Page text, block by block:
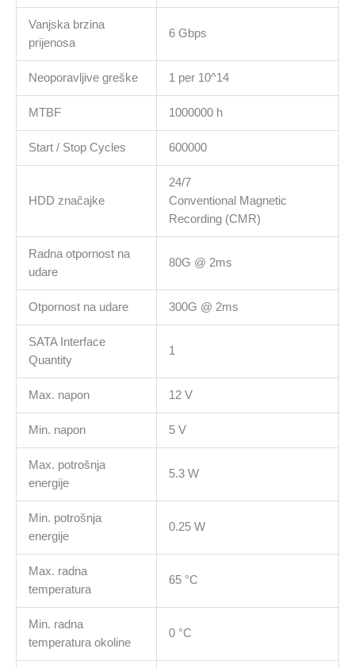
Vanjska brzina
prijenosa
6 Gbps
Neoporavljive greške 1 per 10^14
MTBF 1000000 h
Start / Stop Cycles 600000
HDD značajke
24/7
Conventional Magnetic
Recording (CMR)
Radna otpornost na
udare
80G @ 2ms
Otpornost na udare 300G @ 2ms
SATA Interface
Quantity
1
Max. napon 12 V
Min. napon 5 V
Max. potrošnja
energije
5.3 W
Min. potrošnja
energije
0.25 W
Max. radna
temperatura
65 °C
Min. radna
temperatura okoline
0 °C